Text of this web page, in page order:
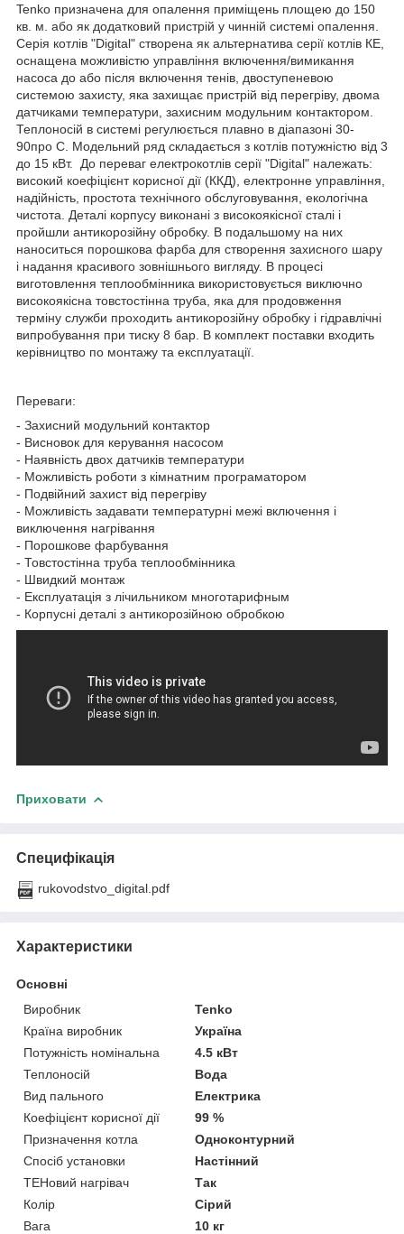
Tenko призначена для опалення приміщень площею до 150
кв. м. або як додатковий пристрій у чинній системі опалення.
Серія котлів "Digital" створена як альтернатива серії котлів КЕ,
оснащена можливістю управління включення/вимикання
насоса до або після включення тенів, двоступеневою
системою захисту, яка захищає пристрій від перегріву, двома
датчиками температури, захисним модульним контактором.
Теплоносій в системі регулюється плавно в діапазоні 30-
90про С. Модельний ряд складається з котлів потужністю від 3
до 15 кВт. До переваг електрокотлів серії "Digital" належать:
високий коефіцієнт корисної дії (ККД), електронне управління,
надійність, простота технічного обслуговування, екологічна
чистота. Деталі корпусу виконані з високоякісної сталі і
пройшли антикорозійну обробку. В подальшому на них
наноситься порошкова фарба для створення захисного шару
і надання красивого зовнішнього вигляду. В процесі
виготовлення теплообмінника використовується виключно
високоякісна товстостінна труба, яка для продовження
терміну служби проходить антикорозійну обробку і гідравлічні
випробування при тиску 8 бар. В комплект поставки входить
керівництво по монтажу та експлуатації.
Переваги:
- Захисний модульний контактор
- Висновок для керування насосом
- Наявність двох датчиків температури
- Можливість роботи з кімнатним програматором
- Подвійний захист від перегріву
- Можливість задавати температурні межі включення і
виключення нагрівання
- Порошкове фарбування
- Товстостінна труба теплообмінника
- Швидкий монтаж
- Експлуатація з лічильником многотарифным
- Корпусні деталі з антикорозійною обробкою
Приховати
Специфікація
rukovodstvo_digital.pdf
Характеристики
Основні
Виробник
Tenko
Країна виробник
Україна
Потужність номінальна
4.5 кВт
Теплоносій
Вода
Вид пального
Електрика
Коефіцієнт корисної дії
99 %
Призначення котла
Одноконтурний
Спосіб установки
Настінний
ТЕНовий нагрівач
Так
Колір
Сірий
Вага
10 кг